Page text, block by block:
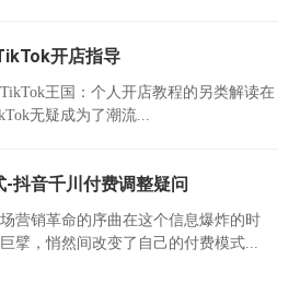
开店指导
王国：个人开店教程的另类解读在
无疑成为了潮流...
抖音千川付费调整疑问
营销革命的序曲在这个信息爆炸的时
擘，悄然间改变了自己的付费模式...